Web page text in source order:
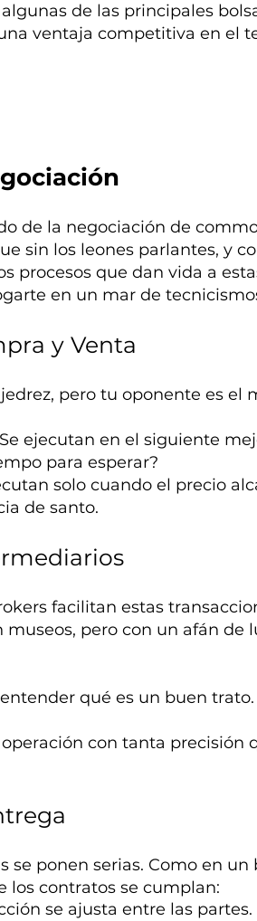
de la negociación de
sin los leones parlantes, y
procesos que dan vida a
en un mar de
y Venta
pero tu oponente es el
Se ejecutan en el siguiente
para esperar?
solo cuando el precio
de santo.
facilitan estas
museos, pero con un afán
qué es un buen
con tanta precisión
se ponen serias. Como en
los contratos se cumplan:
se ajusta entre las
de las principales
ventaja competitiva en el